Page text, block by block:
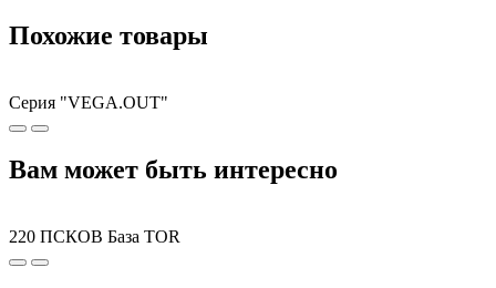
Похожие товары
Серия "VEGA.OUT"
Вам может быть интересно
220 ПСКОВ База TOR